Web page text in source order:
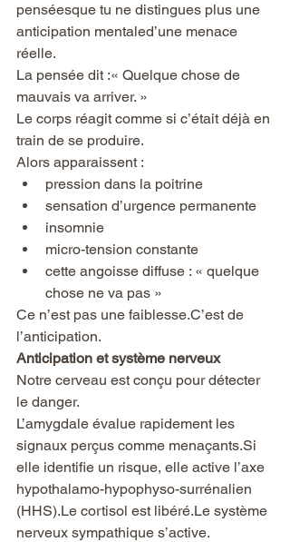
penséesque tu ne distingues plus une
anticipation mentaled’une menace
réelle.
La pensée dit :« Quelque chose de
mauvais va arriver. »
Le corps réagit comme si c’était déjà en
train de se produire.
Alors apparaissent :
pression dans la poitrine
sensation d’urgence permanente
insomnie
micro-tension constante
cette angoisse diffuse : « quelque
chose ne va pas »
Ce n’est pas une faiblesse.C’est de
l’anticipation.
Anticipation et système nerveux
Notre cerveau est conçu pour détecter
le danger.
L’amygdale évalue rapidement les
signaux perçus comme menaçants.Si
elle identifie un risque, elle active l’axe
hypothalamo-hypophyso-surrénalien
(HHS).Le cortisol est libéré.Le système
nerveux sympathique s’active.